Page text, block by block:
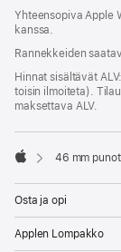
Yhteensopiva Apple
kanssa.
Rannekkeiden
Hinnat sisältävät
toisin ilmoiteta).
maksettava ALV.
46 mm
Osta ja opi
Applen Lompakko